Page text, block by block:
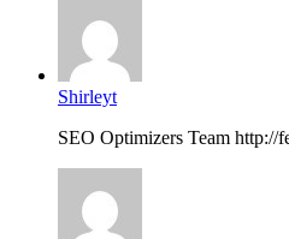
Shirleyt
SEO Optimizers Team http://